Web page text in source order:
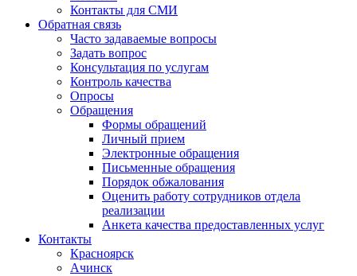
Контакты для СМИ
Обратная связь
Часто задаваемые вопросы
Задать вопрос
Консультация по услугам
Контроль качества
Опросы
Обращения
Формы обращений
Личный прием
Электронные обращения
Письменные обращения
Порядок обжалования
Оценить работу сотрудников отдела
реализации
Анкета качества предоставленных услуг
Контакты
Красноярск
Ачинск